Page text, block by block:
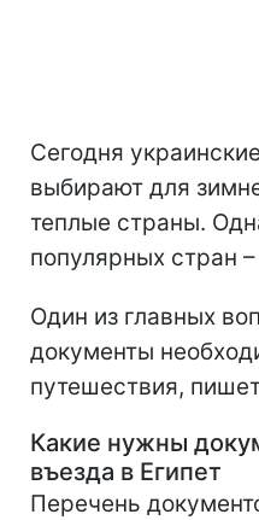
Сегодня
выбирают для
теплые страны.
популярных стран –
Один из главных
документы
путешествия,
Какие нужны
въезда в Египет
Перечень